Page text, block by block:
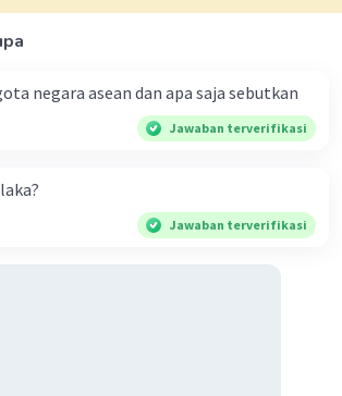
negara asean dan apa saja sebutkan
Jawaban terverifikasi
Jawaban terverifikasi